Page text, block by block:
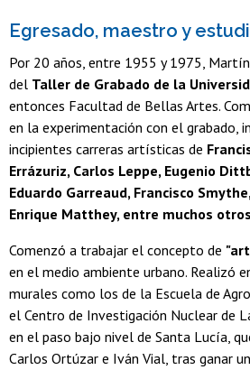
Egresado, maestro y
Por 20 años, entre 1955 y 1975,
del Taller de Grabado de la
entonces Facultad de Bellas Artes.
en la experimentación con el grabado,
incipientes carreras artísticas de
Errázuriz, Carlos Leppe, Eugenio
Eduardo Garreaud, Francisco
Enrique Matthey, entre muchos
Comenzó a trabajar el concepto de
en el medio ambiente urbano. Realizó
murales como los de la Escuela de
el Centro de Investigación Nuclear de
en el paso bajo nivel de Santa Lucía,
Carlos Ortúzar e Iván Vial, tras ganar